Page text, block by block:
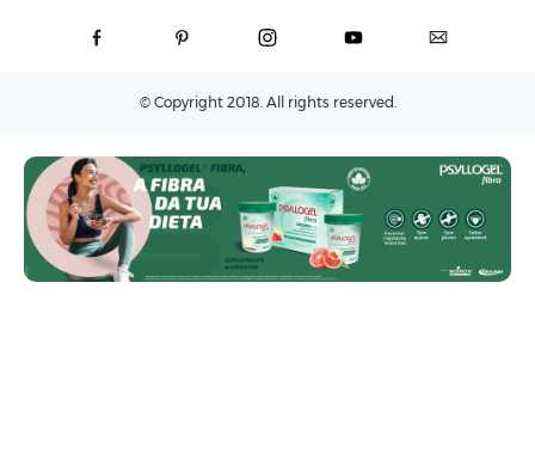
© Copyright 2018. All rights reserved.